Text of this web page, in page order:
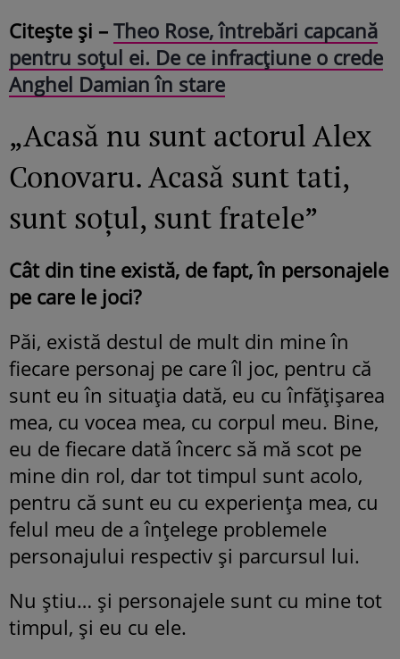
Citește și – Theo Rose, întrebări capcană
pentru soțul ei. De ce infracțiune o crede
Anghel Damian în stare
„Acasă nu sunt actorul Alex
Conovaru. Acasă sunt tati,
sunt soțul, sunt fratele”
Cât din tine există, de fapt, în personajele
pe care le joci?
Păi, există destul de mult din mine în
fiecare personaj pe care îl joc, pentru că
sunt eu în situația dată, eu cu înfățișarea
mea, cu vocea mea, cu corpul meu. Bine,
eu de fiecare dată încerc să mă scot pe
mine din rol, dar tot timpul sunt acolo,
pentru că sunt eu cu experiența mea, cu
felul meu de a înțelege problemele
personajului respectiv și parcursul lui.
Nu știu… și personajele sunt cu mine tot
timpul, și eu cu ele.